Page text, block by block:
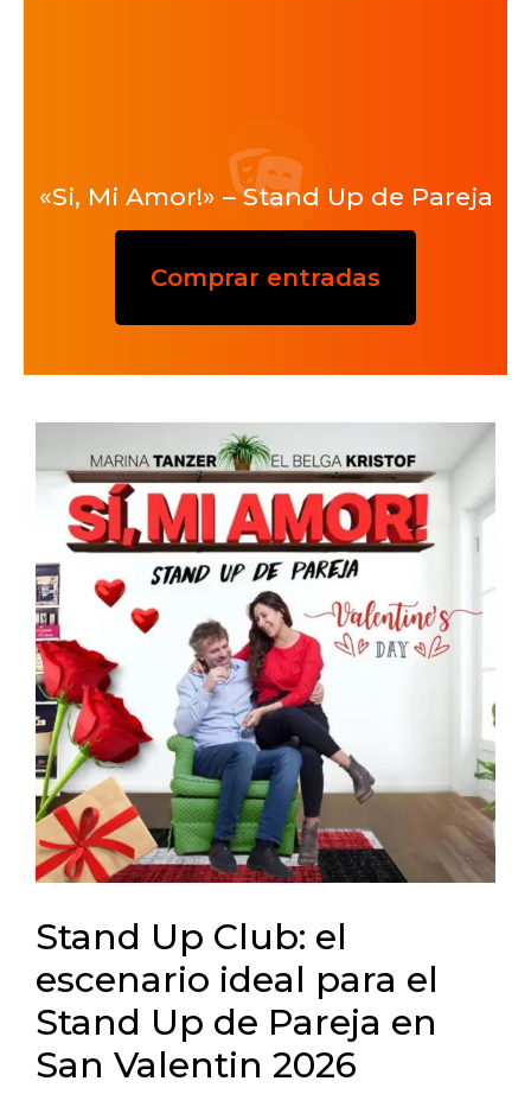
«Si, Mi Amor!» – Stand Up de Pareja
Comprar entradas
Stand Up Club: el
escenario ideal para el
Stand Up de Pareja en
San Valentin 2026